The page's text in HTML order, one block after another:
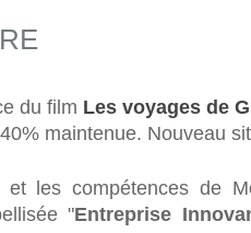
du film Les voyages de
maintenue. Nouveau
et les compétences de
"Entreprise